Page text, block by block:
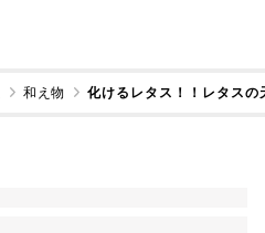
和え物 化けるレタス！！レタスの